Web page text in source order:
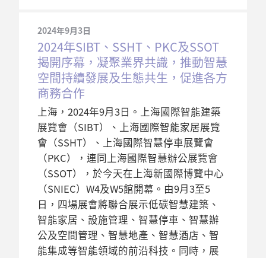
2024年9月3日
2024年SIBT、SSHT、PKC及SSOT
揭開序幕，凝聚業界共識，推動智慧
空間持續發展及生態共生，促進各方
商務合作
上海，2024年9月3日。上海國際智能建築
展覽會（SIBT）、上海國際智能家居展覽
會（SSHT）、上海國際智慧停車展覽會
（PKC），連同上海國際智慧辦公展覽會
（SSOT），於今天在上海新國際博覽中心
（SNIEC）W4及W5館開幕。由9月3至5
日，四場展會將聯合展示低碳智慧建築、
智能家居、設施管理、智慧停車、智慧辦
公及空間管理、智慧地產、智慧酒店、智
能集成等智能領域的前沿科技。同時，展